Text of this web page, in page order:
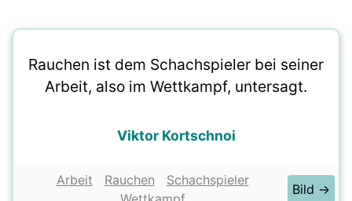
Rauchen ist dem Schachspieler bei seiner
Arbeit, also im Wettkampf, untersagt.
Viktor Kortschnoi
Arbeit Rauchen
Schachspieler
Bild →